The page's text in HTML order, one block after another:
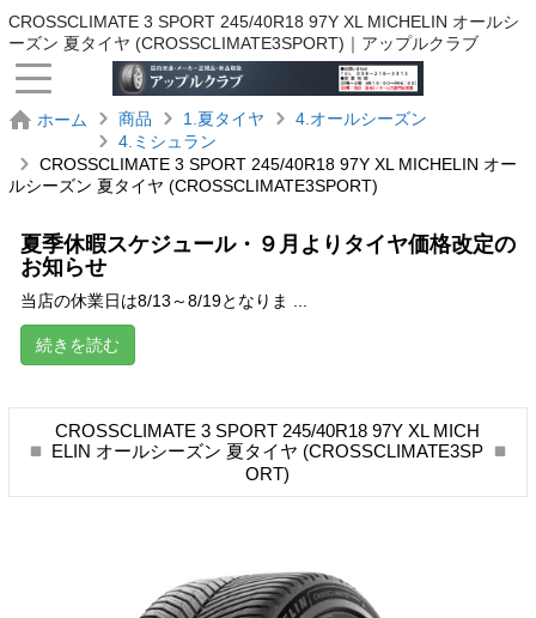
CROSSCLIMATE 3 SPORT 245/40R18 97Y XL MICHELIN オールシ
ーズン 夏タイヤ (CROSSCLIMATE3SPORT)｜アップルクラブ
ホーム 商品 1.夏タイヤ
4.オールシーズン
4.ミシュラン
CROSSCLIMATE 3 SPORT 245/40R18 97Y XL MICHELIN オー
ルシーズン 夏タイヤ (CROSSCLIMATE3SPORT)
夏季休暇スケジュール・９月よりタイヤ価格改定の
お知らせ
当店の休業日は8/13～8/19となりま ...
続きを読む
CROSSCLIMATE 3 SPORT 245/40R18 97Y XL MICH
ELIN オールシーズン 夏タイヤ (CROSSCLIMATE3SP
ORT)